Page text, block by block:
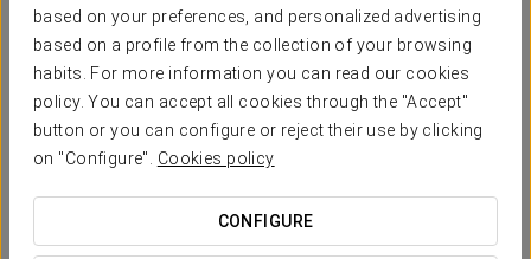
based on your preferences, and personalized advertising
based on a profile from the collection of your browsing
habits. For more information you can read our cookies
policy. You can accept all cookies through the "Accept"
button or you can configure or reject their use by clicking
on "Configure". Cookies policy
CONFIGURE
81 € с человека
Дегустационное меню 10%
Добавьте эту дополнительную услугу к вашему